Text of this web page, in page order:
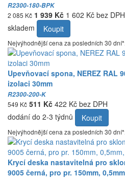
R2300-180-BPK
2 085 Kč 1 939 Kč 1 602 Kč bez DPH
skladem
Koupit
Nejvýhodnější cena za posledních 30
Upevňovací spona, NEREZ RAL
izolaci 30mm
R2300-200-K
549 Kč 511 Kč 422 Kč bez DPH
dodání do 2-3 týdnů
Koupit
Nejvýhodnější cena za posledních 30
Krycí deska nastavitelná pro
9005 černá, pro pr. 150mm,